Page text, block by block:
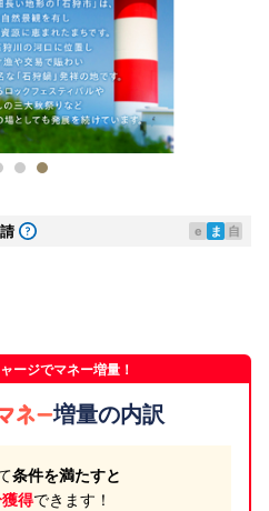
e ま 自
ージでマネー増量！
増量の内訳
条件を満たすと
得できます！